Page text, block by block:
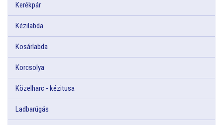
Kerékpár
Kézilabda
Kosárlabda
Korcsolya
Közelharc - kézitusa
Ladbarúgás